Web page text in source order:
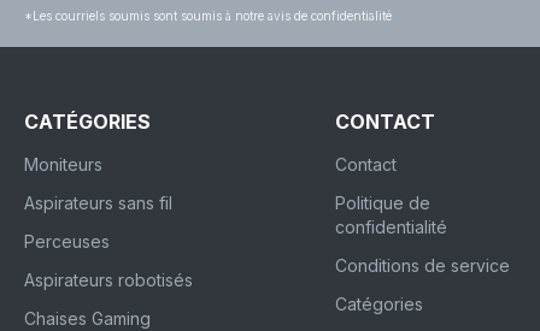
*Les courriels soumis sont soumis à notre avis de confidentialité
CATÉGORIES
Moniteurs
Aspirateurs sans fil
Perceuses
Aspirateurs robotisés
Chaises Gaming
CONTACT
Contact
Politique de
confidentialité
Conditions de service
Catégories